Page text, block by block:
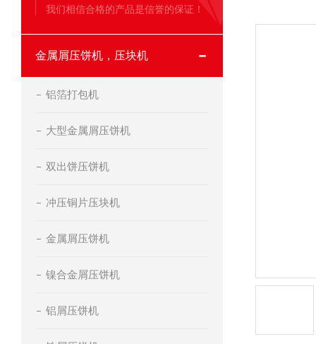
我们相信合格的产品是信誉的保证！
金属屑压饼机，压块机
铝箔打包机
大型金属屑压饼机
双出饼压饼机
冲压铜片压块机
金属屑压饼机
镍合金屑压饼机
铝屑压饼机